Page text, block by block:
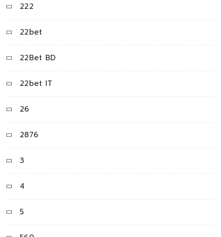
222
22bet
22Bet BD
22bet IT
26
2876
3
4
5